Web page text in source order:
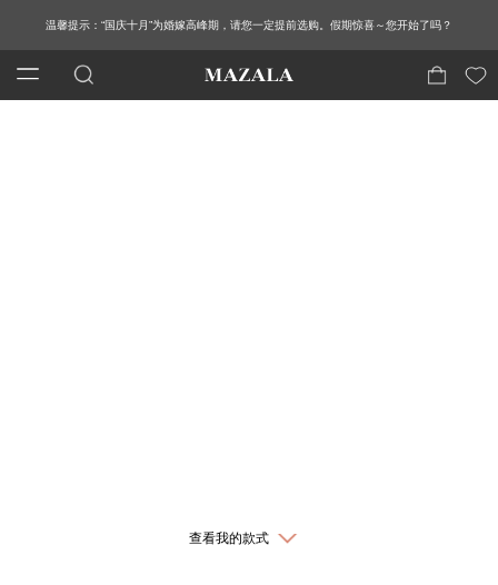
温馨提示：“国庆十月”为婚嫁高峰期，请您一定提前选购。假期惊喜～您开始了吗？
查看我的款式